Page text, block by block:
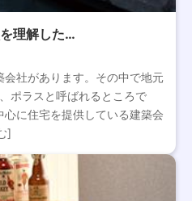
理解した…
社があります。その中で地元
ポラスと呼ばれるところで
に住宅を提供している建築会
]